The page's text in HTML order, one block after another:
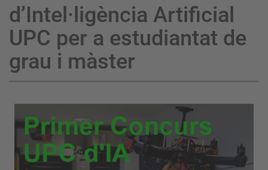
d’Intel·ligència Artificial
UPC per a estudiantat de
grau i màster